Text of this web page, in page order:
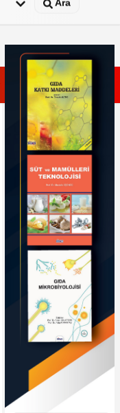
Ara
Üye Paneli